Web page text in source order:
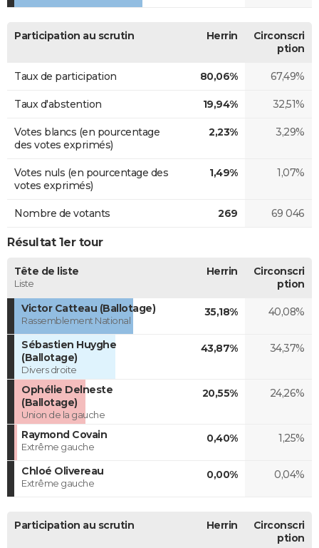
Participation au scrutin Herrin
Circonscri
ption
Taux de participation 80,06% 67,49%
Taux d'abstention 19,94% 32,51%
Votes blancs (en pourcentage
des votes exprimés)
2,23% 3,29%
Votes nuls (en pourcentage des
votes exprimés)
1,49% 1,07%
Nombre de votants 269 69 046
Résultat 1er tour
Tête de liste
Liste
Herrin
Circonscri
ption
Victor Catteau (Ballotage)
Rassemblement National
35,18% 40,08%
Sébastien Huyghe
(Ballotage)
Divers droite
43,87% 34,37%
Ophélie Delneste
(Ballotage)
Union de la gauche
20,55% 24,26%
Raymond Covain
Extrême gauche
0,40% 1,25%
Chloé Olivereau
Extrême gauche
0,00% 0,04%
Participation au scrutin Herrin
Circonscri
ption